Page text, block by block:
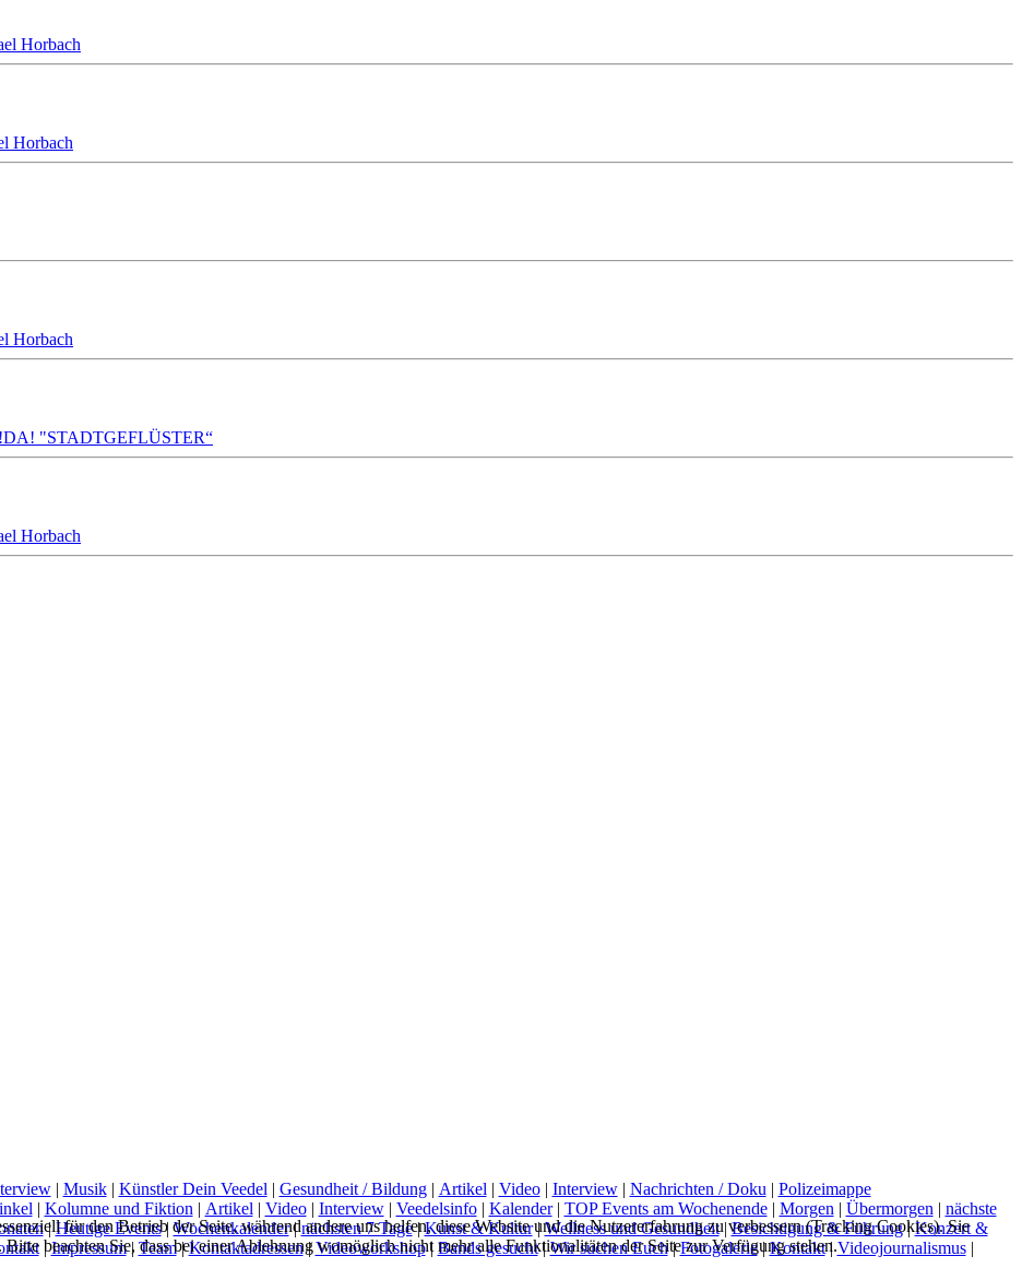
Horbach
Horbach
Horbach
"STADTGEFLÜSTER“
Horbach
| Musik| Künstler Dein Veedel | Gesundheit / Bildung| Artikel | Video| Interview| Nachrichten / Doku | Polizeimappe
| Kolumne und Fiktion | Artikel | Video| Interview| Veedelsinfo| Kalender| TOP Events am Wochenende| Morgen | Übermorgen | nächste
|Heutige Events|Wochenkalender|nächsten 7 Tage|Kunst & Kultur|Wellness und Gesundheit|Besichtigung & Führung|Konzert &
|Impressum| Team|Kontaktadressen|Videoworkshop|Bands gesucht|Wir suchen Euch|Fotogalerie|Kontakt|Videojournalismus|
für den Betrieb der Seite, während andere uns helfen, diese Website und die Nutzererfahrung zu verbessern (Tracking Cookies). Sie
beachten Sie, dass bei einer Ablehnung womöglich nicht mehr alle Funktionalitäten der Seite zur Verfügung stehen.